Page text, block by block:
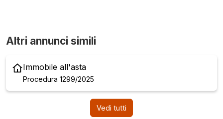
Altri annunci simili
Immobile all'asta
Procedura 1299/2025
Vedi tutti